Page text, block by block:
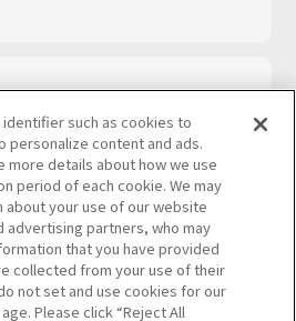
ャルメディアポリシー
such as cookies to
personalize content and ads.
more details about how we use
period of each cookie. We may
about your use of our website
advertising partners, who may
that you have provided
collected from your use of their
not set and use cookies for our
Please click “Reject All